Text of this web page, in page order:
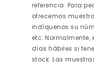
referencia. Para
ofrecemos
indíquenos su
etc. Normalmente,
días hábiles si
stock. Las